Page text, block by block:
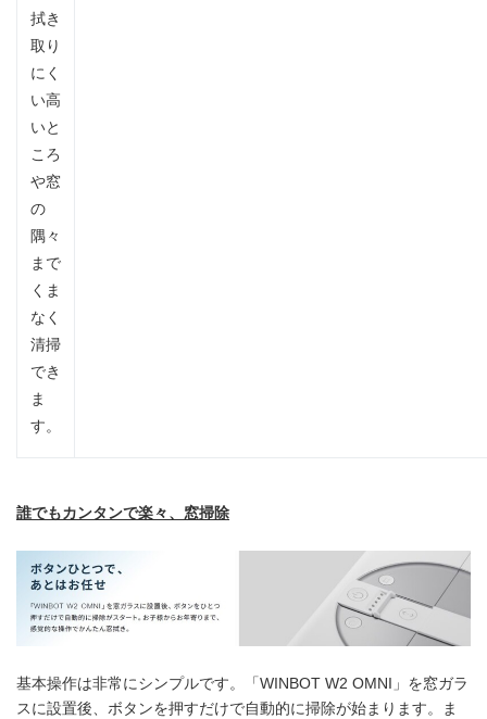
拭き
取り
にく
い高
いと
ころ
や窓
の
隅々
まで
くま
なく
清掃
でき
ま
す。
誰でもカンタンで楽々、窓掃除
基本操作は非常にシンプルです。「WINBOT W2 OMNI」を窓ガラ
スに設置後、ボタンを押すだけで自動的に掃除が始まります。ま